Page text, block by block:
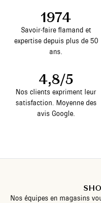
1974
Savoir-faire flamand et
expertise depuis plus de 50
ans.
4,8/5
Nos clients expriment leur
satisfaction. Moyenne des
avis Google.
Nos équipes en magasins